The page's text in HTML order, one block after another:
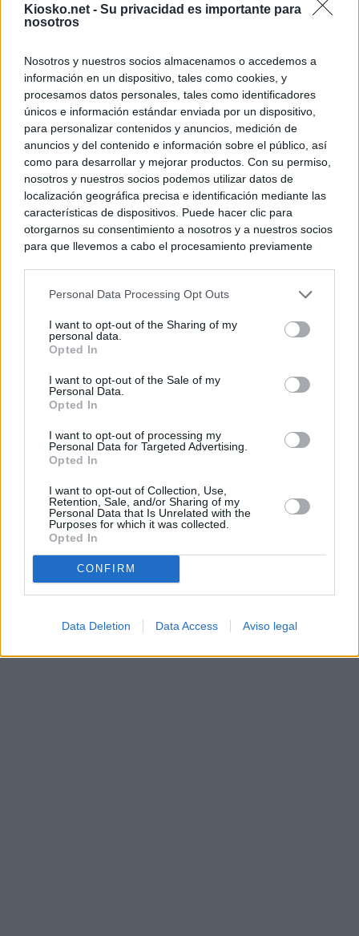
Kiosko.net - Su privacidad es importante para
nosotros
Nosotros y nuestros socios almacenamos o accedemos a
información en un dispositivo, tales como cookies, y
procesamos datos personales, tales como identificadores
únicos e información estándar enviada por un dispositivo,
para personalizar contenidos y anuncios, medición de
anuncios y del contenido e información sobre el público, así
como para desarrollar y mejorar productos. Con su permiso,
nosotros y nuestros socios podemos utilizar datos de
localización geográfica precisa e identificación mediante las
características de dispositivos. Puede hacer clic para
otorgarnos su consentimiento a nosotros y a nuestros socios
para que llevemos a cabo el procesamiento previamente
negar su consentimiento. Tenga en cuenta que algún
de su consentimiento, pero usted tiene el derecho de
rechazar tal procesamiento. Sus preferencias se aplicarán
cualquier momento entrando de nuevo en este sitio web o
visitando nuestra política de privacidad.
Personal Data Processing Opt Outs
I want to opt-out of the Sharing of my
personal data.
Opted In
I want to opt-out of the Sale of my
Personal Data.
Opted In
I want to opt-out of processing my
Personal Data for Targeted Advertising.
Opted In
I want to opt-out of Collection, Use,
Retention, Sale, and/or Sharing of my
Personal Data that Is Unrelated with the
Purposes for which it was collected.
Opted In
CONFIRM
Data Deletion Data Access Aviso legal